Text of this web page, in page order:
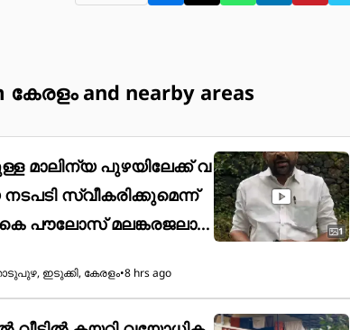
കേരളം and nearby areas
മാലിന്യ പുഴയിലേക്ക് വ
സ്വീകരിക്കുമെന്ന്
മലങ്കരജലാശ
ഭാഗത്തുള്ള പ്ലൈവുഡ് ക
ഒഴുകിയെത്തിയ
1
ഇടുക്കി, കേരളം•8 hrs ago